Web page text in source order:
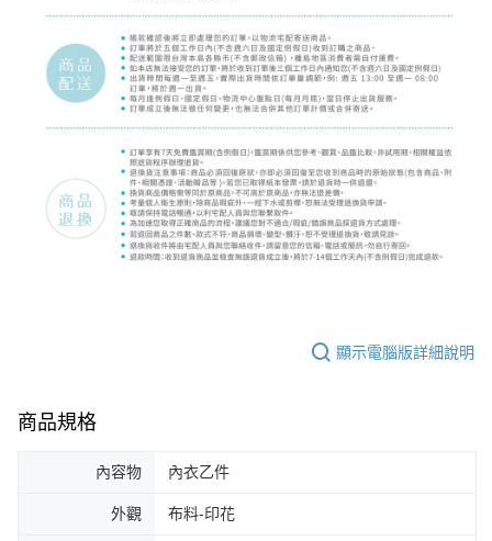
顯示電腦版詳細說明
商品規格
內容物 內衣乙件
外觀 布料-印花